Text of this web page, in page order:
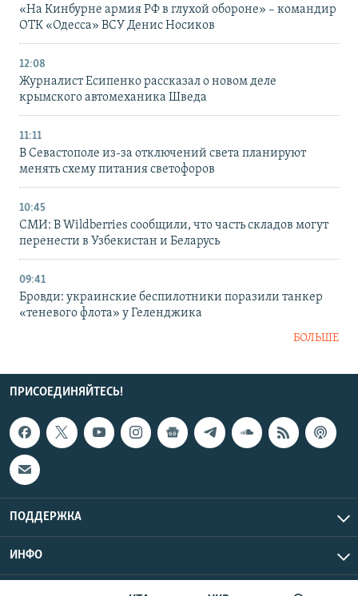
«На Кинбурне армия РФ в глухой обороне» – командир
ОТК «Одесса» ВСУ Денис Носиков
12:08
Журналист Есипенко рассказал о новом деле
крымского автомеханика Шведа
11:11
В Севастополе из-за отключений света планируют
менять схему питания светофоров
10:45
СМИ: В Wildberries сообщили, что часть складов могут
перенести в Узбекистан и Беларусь
09:41
Бровди: украинские беспилотники поразили танкер
«теневого флота» у Геленджика
БОЛЬШЕ
ПРИСОЕДИНЯЙТЕСЬ!
ПОДДЕРЖКА
ИНФО